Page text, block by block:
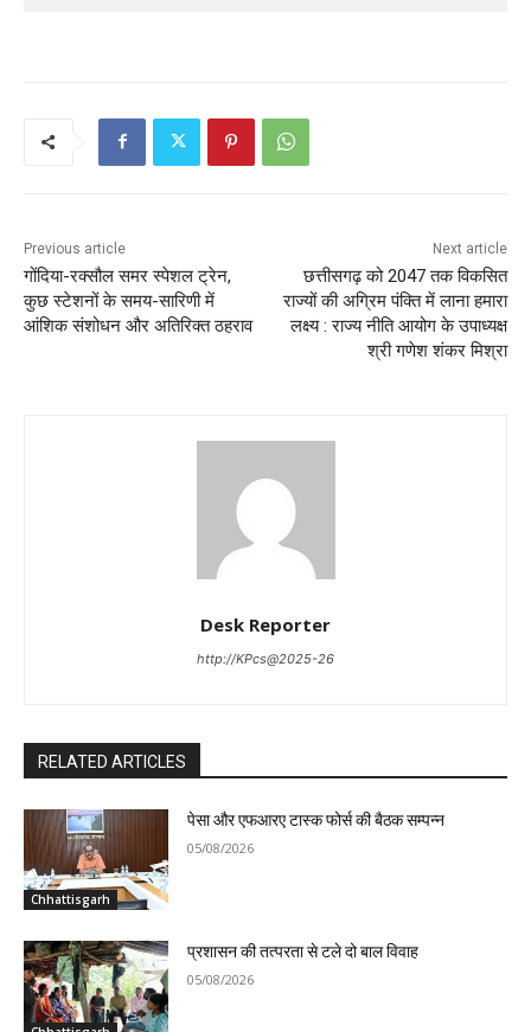
Previous article
गोंदिया-रक्सौल समर स्पेशल ट्रेन,
कुछ स्टेशनों के समय-सारिणी में
आंशिक संशोधन और अतिरिक्त ठहराव
Next article
छत्तीसगढ़ को 2047 तक विकसित
राज्यों की अग्रिम पंक्ति में लाना हमारा
लक्ष्य : राज्य नीति आयोग के उपाध्यक्ष
श्री गणेश शंकर मिश्रा
Desk Reporter
http://KPcs@2025-26
RELATED ARTICLES
Chhattisgarh
पेसा और एफआरए टास्क फोर्स की बैठक सम्पन्न
05/08/2026
प्रशासन की तत्परता से टले दो बाल विवाह
05/08/2026